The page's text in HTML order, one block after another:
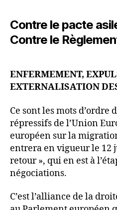
Contre le pacte
Contre le
ENFERMEMENT,
EXTERNALISATION
Ce sont les mots d’ordre
répressifs de l’Union
européen sur la
entrera en vigueur le 12
retour », qui en est à
négociations.
C’est l’alliance de la